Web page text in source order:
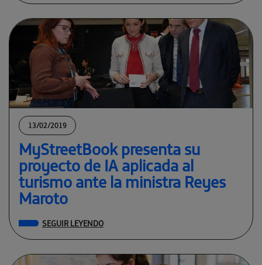
13/02/2019
MyStreetBook presenta su
proyecto de IA aplicada al
turismo ante la ministra Reyes
Maroto
SEGUIR LEYENDO